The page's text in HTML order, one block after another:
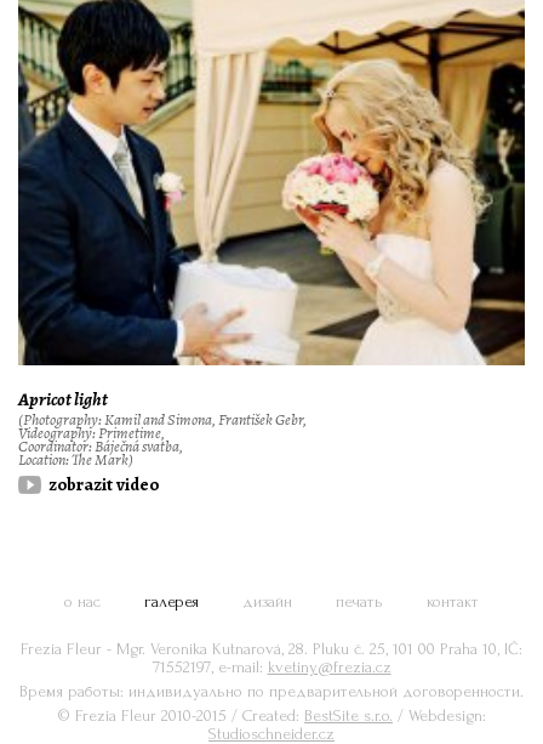
Apricot light
(Photography: Kamil and Simona, František Gebr,
Videography: Primetime,
Coordinator: Báječná svatba,
Location: The Mark)
zobrazit video
о нас галерея дизайн печать контакт
Frezia Fleur - Mgr. Veronika Kutnarová, 28. Pluku č. 25, 101 00 Praha 10, IČ:
71552197, e-mail: kvetiny@frezia.cz
Время работы: индивидуально по предварительной договоренности.
© Frezia Fleur 2010-2015 / Created: BestSite s.r.o. / Webdesign:
Studioschneider.cz